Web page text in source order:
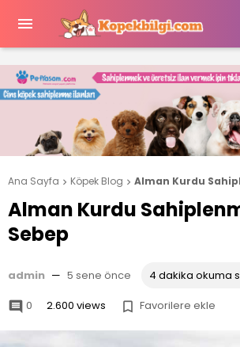

Ana Sayfa  Köpek Blog  Alman Kurdu
Alman Kurdu
Sebep
admin — 5 sene önce 4 dakika okuma
 0 2.600 views  Favorilere ekle